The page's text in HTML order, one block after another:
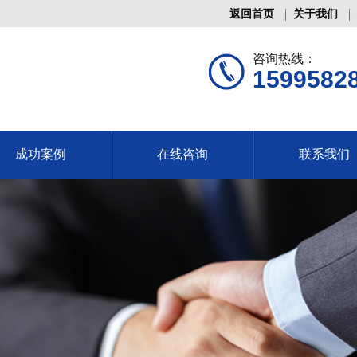
返回首页 关于我们
咨询热线：
成功案例 在线咨询 联系我们